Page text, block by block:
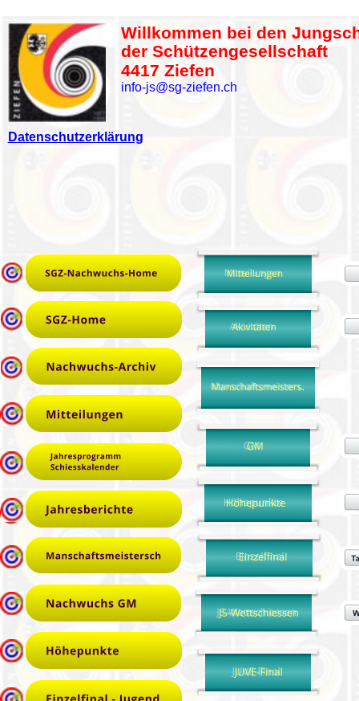
Willkommen bei den
der Schützengesellschaft
4417 Ziefen
info-js@sg-ziefen.ch
Datenschutzerklärung